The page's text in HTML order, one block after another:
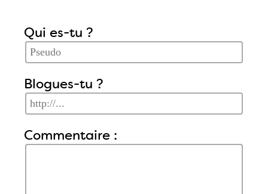
Qui es-tu ?
Blogues-tu ?
Commentaire :